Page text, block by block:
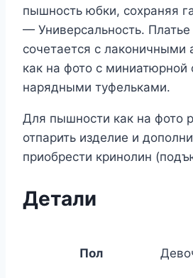
пышность юбки, сохраняя
— Универсальность.
сочетается с
как на фото с миниатюрной
нарядными туфельками.
Для пышности как на фото
отпарить изделие и
приобрести кринолин
Детали
Пол